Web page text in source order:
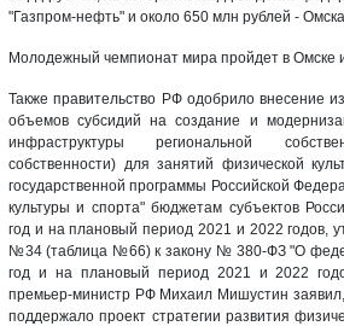
"Газпром-нефть" и около 650 млн рублей -
Молодежный чемпионат мира пройдет в Омске
Также правительство РФ одобрило внесение
объемов субсидий на создание и
инфраструктуры региональной
собственности) для занятий физической
государственной программы Российской
культуры и спорта" бюджетам субъектов
год и на плановый период 2021 и 2022 годов,
№34 (таблица №66) к закону № 380-ФЗ "О
год и на плановый период 2021 и 2022
премьер-министр РФ Михаил Мишустин заявил,
поддержало проект стратегии развития